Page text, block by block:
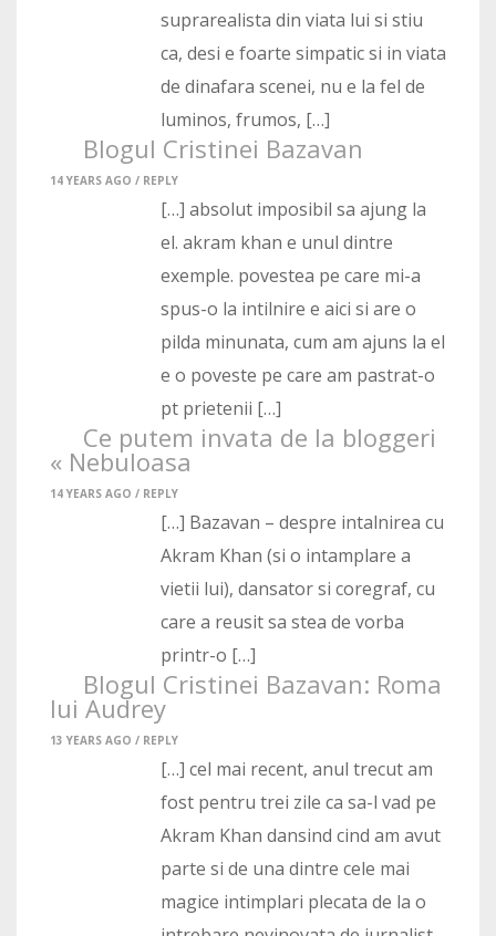
suprarealista din viata lui si stiu
ca, desi e foarte simpatic si in viata
de dinafara scenei, nu e la fel de
luminos, frumos, […]
Blogul Cristinei Bazavan
14 YEARS AGO / REPLY
[…] absolut imposibil sa ajung la
el. akram khan e unul dintre
exemple. povestea pe care mi-a
spus-o la intilnire e aici si are o
pilda minunata, cum am ajuns la el
e o poveste pe care am pastrat-o
pt prietenii […]
Ce putem invata de la bloggeri
« Nebuloasa
14 YEARS AGO / REPLY
[…] Bazavan – despre intalnirea cu
Akram Khan (si o intamplare a
vietii lui), dansator si coregraf, cu
care a reusit sa stea de vorba
printr-o […]
Blogul Cristinei Bazavan: Roma
lui Audrey
13 YEARS AGO / REPLY
[…] cel mai recent, anul trecut am
fost pentru trei zile ca sa-l vad pe
Akram Khan dansind cind am avut
parte si de una dintre cele mai
magice intimplari plecata de la o